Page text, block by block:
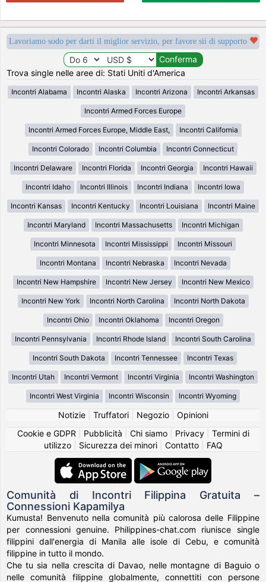
Lavoriamo sodo per darti il miglior servizio, per favore sii di supporto
Trova single nelle aree di: Stati Uniti d'America
Incontri Alabama Incontri Alaska Incontri Arizona Incontri Arkansas
Incontri Armed Forces Europe
Incontri Armed Forces Europe, Middle East, Incontri California
Incontri Colorado Incontri Columbia Incontri Connecticut
Incontri Delaware Incontri Florida Incontri Georgia Incontri Hawaii
Incontri Idaho Incontri Illinois Incontri Indiana Incontri Iowa
Incontri Kansas Incontri Kentucky Incontri Louisiana Incontri Maine
Incontri Maryland Incontri Massachusetts Incontri Michigan
Incontri Minnesota Incontri Mississippi Incontri Missouri
Incontri Montana Incontri Nebraska Incontri Nevada
Incontri New Hampshire Incontri New Jersey Incontri New Mexico
Incontri New York Incontri North Carolina Incontri North Dakota
Incontri Ohio Incontri Oklahoma Incontri Oregon
Incontri Pennsylvania Incontri Rhode Island Incontri South Carolina
Incontri South Dakota Incontri Tennessee Incontri Texas
Incontri Utah Incontri Vermont Incontri Virginia Incontri Washington
Incontri West Virginia Incontri Wisconsin Incontri Wyoming
Notizie| Truffatori| Negozio| Opinioni
Cookie e GDPR
Pubblicità Chi siamo| Privacy| Termini di
utilizzo| Sicurezza dei minori| Contatto| FAQ
Comunità di Incontri Filippina Gratuita –
Connessioni Kapamilya
Kumusta! Benvenuto nella comunità più calorosa delle Filippine
per connessioni genuine. Philippines-chat.com riunisce single
filippini dall'energia di Manila alle isole di Cebu, e comunità
filippine in tutto il mondo.
Che tu sia nella crescita di Davao, nelle montagne di Baguio o
nelle comunità filippine globalmente, connettiti con persone